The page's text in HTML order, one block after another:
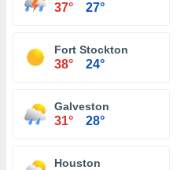
37° 27°
Fort Stockton
38° 24°
Galveston
31° 28°
Houston